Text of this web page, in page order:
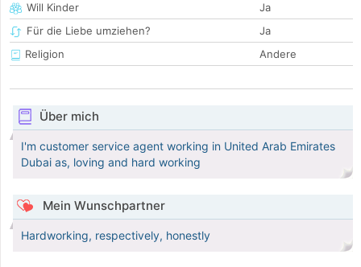
Will Kinder
Ja
Für die Liebe umziehen?
Ja
Religion
Andere
Über mich
I'm customer service agent working in United Arab Emirates
Dubai as, loving and hard working
Mein Wunschpartner
Hardworking, respectively, honestly